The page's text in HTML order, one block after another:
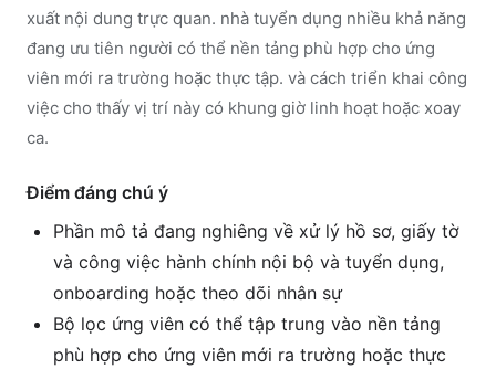
xuất nội dung trực quan. nhà tuyển dụng nhiều khả năng
đang ưu tiên người có thể nền tảng phù hợp cho ứng
viên mới ra trường hoặc thực tập. và cách triển khai công
việc cho thấy vị trí này có khung giờ linh hoạt hoặc xoay
ca.
Điểm đáng chú ý
Phần mô tả đang nghiêng về xử lý hồ sơ, giấy tờ
và công việc hành chính nội bộ và tuyển dụng,
onboarding hoặc theo dõi nhân sự
Bộ lọc ứng viên có thể tập trung vào nền tảng
phù hợp cho ứng viên mới ra trường hoặc thực